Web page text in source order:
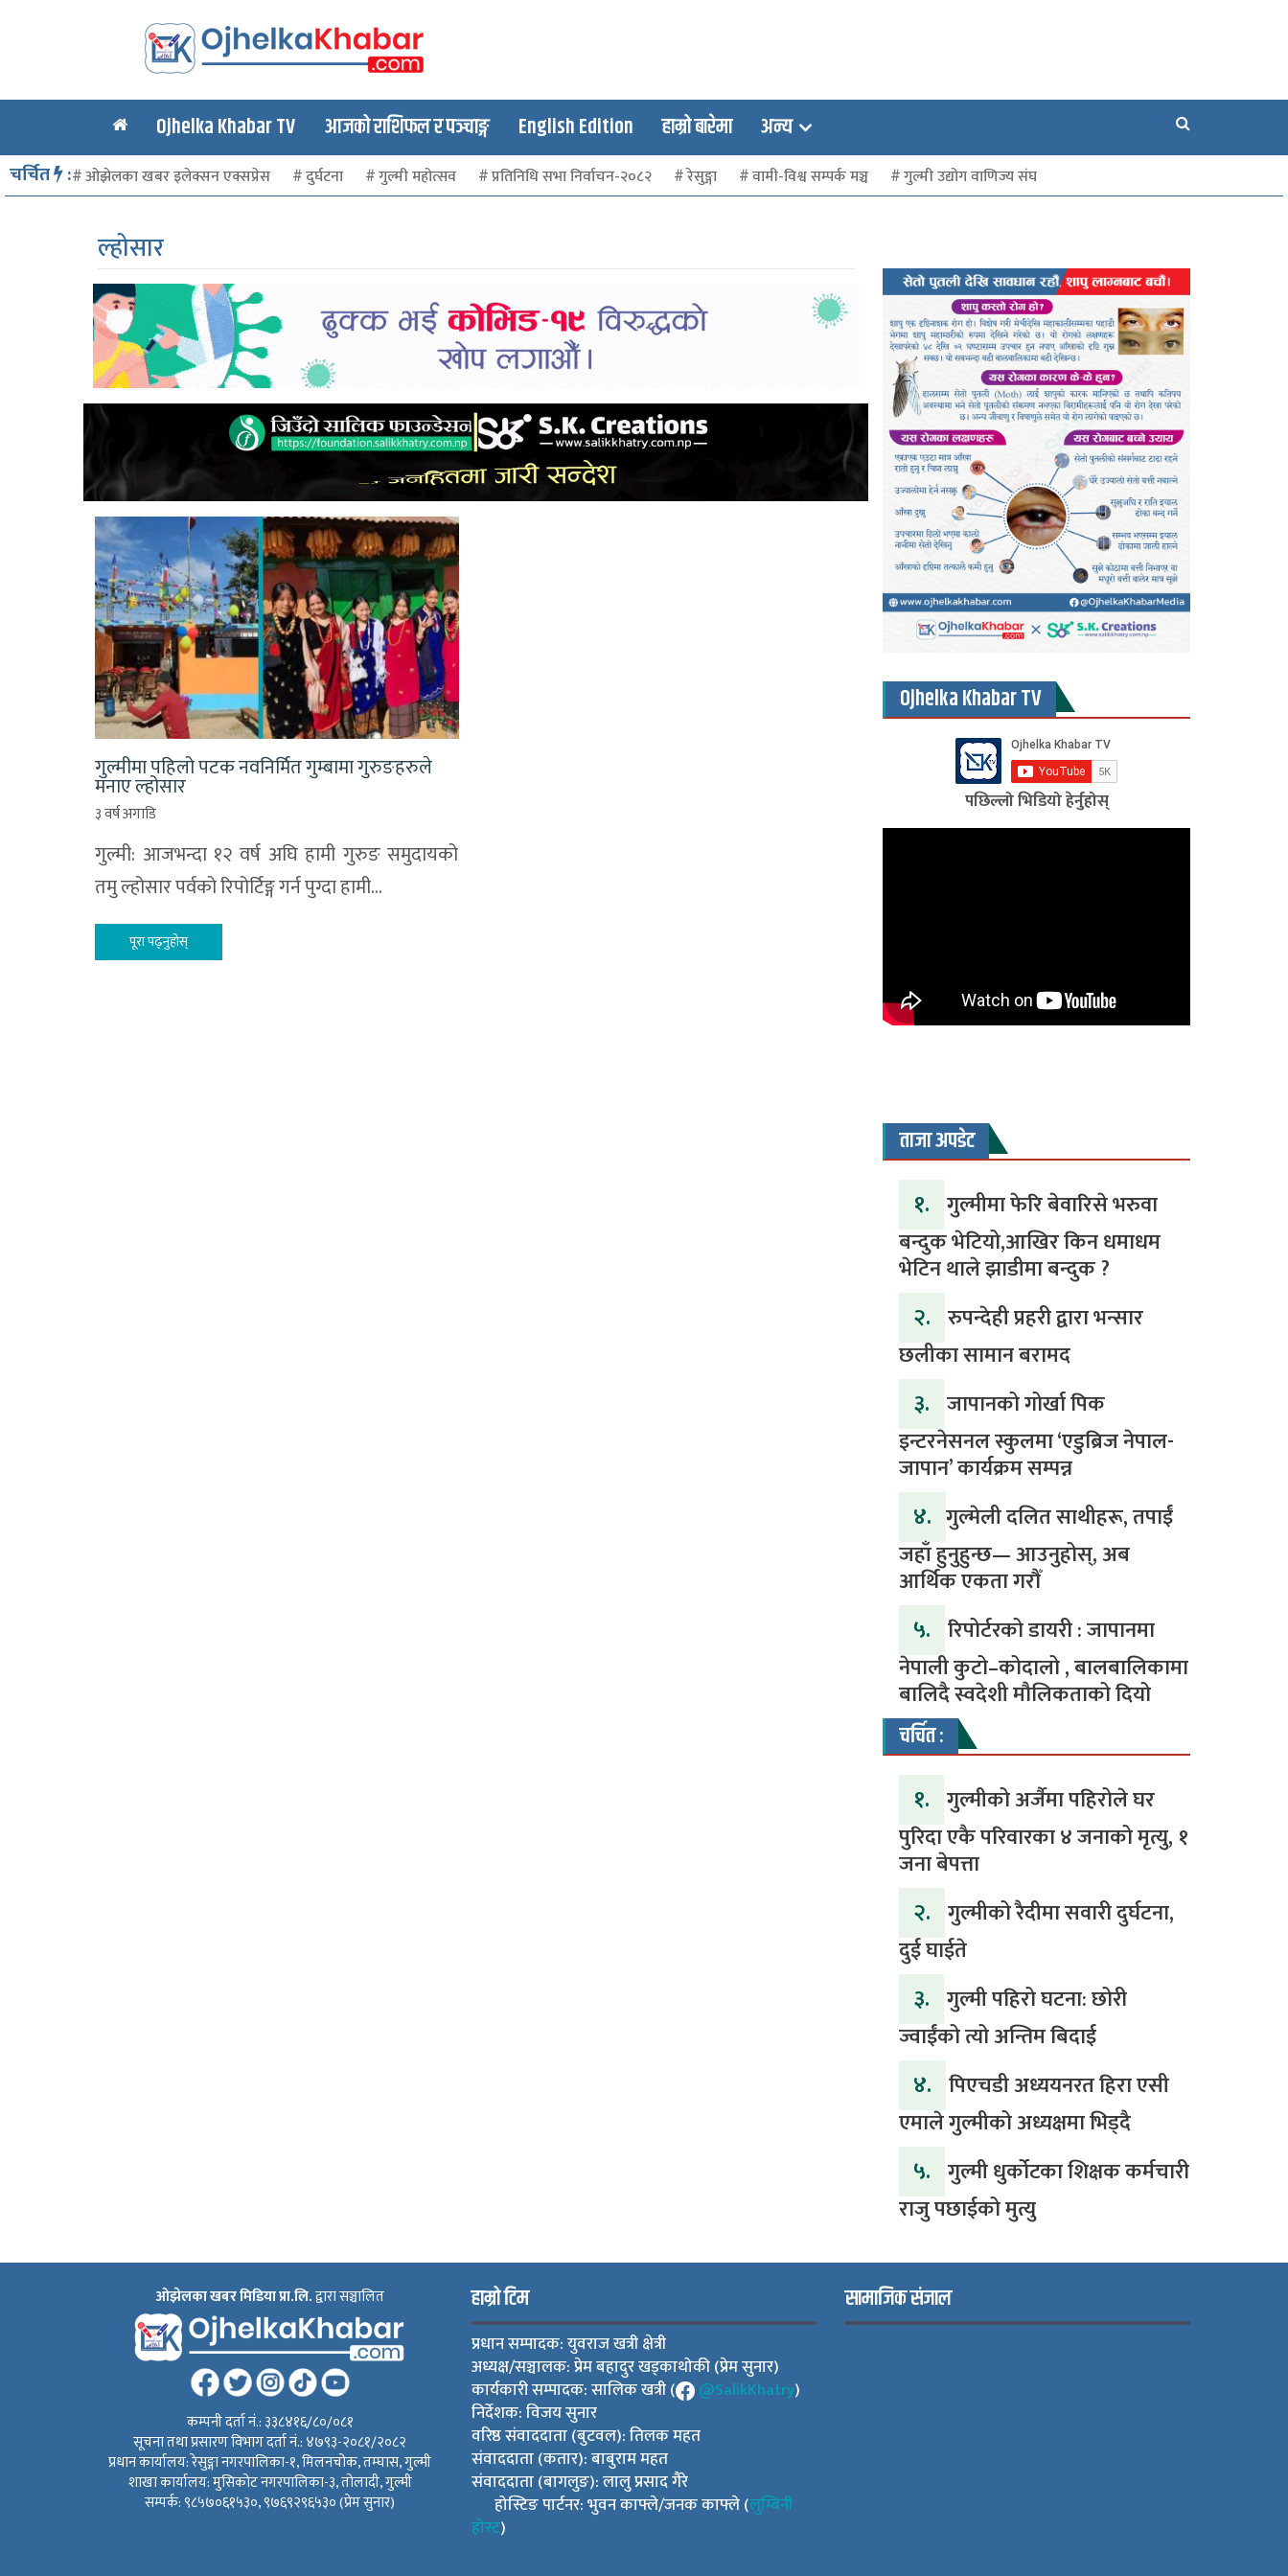
Ojhelka Khabar TV आजको राशिफल र पञ्चाङ्ग English Edition हाम्रो बारेमा अन्य
चर्चित : ओझेलका खबर इलेक्सन एक्सप्रेस दुर्घटना गुल्मी महोत्सव प्रतिनिधि सभा निर्वाचन-२०८२ रेसुङ्गा वामी-विश्व सम्पर्क मञ्च गुल्मी उद्योग वाणिज्य संघ
ल्होसार
गुल्मीमा पहिलो पटक नवनिर्मित गुम्बामा गुरुङहरुले
मनाए ल्होसार
३ वर्ष अगाडि
गुल्मी: आजभन्दा १२ वर्ष अघि हामी गुरुङ समुदायको
तमु ल्होसार पर्वको रिपोर्टिङ्ग गर्न पुग्दा हामी…
पूरा पढ्नुहोस्
Ojhelka Khabar TV
पछिल्लो भिडियो हेर्नुहोस्
ताजा अपडेट
१. गुल्मीमा फेरि बेवारिसे भरुवा
बन्दुक भेटियो,आखिर किन धमाधम
भेटिन थाले झाडीमा बन्दुक ?
२. रुपन्देही प्रहरी द्वारा भन्सार
छलीका सामान बरामद
३. जापानको गोर्खा पिक
इन्टरनेसनल स्कुलमा ‘एडुब्रिज नेपाल-
जापान’ कार्यक्रम सम्पन्न
४. ​गुल्मेली दलित साथीहरू, तपाईं
जहाँ हुनुहुन्छ— आउनुहोस्, अब
आर्थिक एकता गरौँ
५. रिपोर्टरको डायरी : जापानमा
नेपाली कुटो–कोदालो , बालबालिकामा
बालिदै स्वदेशी मौलिकताको दियो
चर्चित :
१. गुल्मीको अर्जैमा पहिरोले घर
पुरिदा एकै परिवारका ४ जनाको मृत्यु, १
जना बेपत्ता
२. गुल्मीको रैदीमा सवारी दुर्घटना,
दुई घाईते
३. गुल्मी पहिरो घटना: छोरी
ज्वाईंको त्यो अन्तिम बिदाई
४. पिएचडी अध्ययनरत हिरा एसी
एमाले गुल्मीको अध्यक्षमा भिड्दै
५. गुल्मी धुर्कोटका शिक्षक कर्मचारी
राजु पछाईको मुत्यु
ओझेलका खबर मिडिया प्रा.लि.द्वारा सञ्चालित
कम्पनी दर्ता नं.: ३३८४१६/८०/०८१
सूचना तथा प्रसारण विभाग दर्ता नं.: ४७९३-२०८१/२०८२
प्रधान कार्यालय: रेसुङ्गा नगरपालिका-१, मिलनचोक, तम्घास, गुल्मी
शाखा कार्यालय: मुसिकोट नगरपालिका-३, तोलादी, गुल्मी
सम्पर्क: ९८५७०६१५३०, ९७६९२९६५३० (प्रेम सुनार)
हाम्रो टिम
प्रधान सम्पादक: युवराज खत्री क्षेत्री
अध्यक्ष/सञ्चालक: प्रेम बहादुर खड्काथोकी (प्रेम सुनार)
कार्यकारी सम्पादक: सालिक खत्री (
@SalikKhatry)
निर्देशक: विजय सुनार
वरिष्ठ संवाददाता (बुटवल): तिलक महत
संवाददाता (कतार): बाबुराम महत
संवाददाता (बागलुङ): लालु प्रसाद गैरे
होस्टिङ पार्टनर: भुवन काफ्ले/जनक काफ्ले (लुम्बिनी
होस्ट)
सामाजिक संजाल